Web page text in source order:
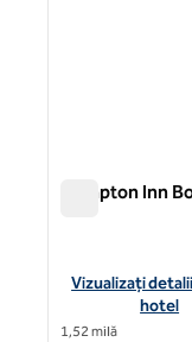
Hampton Inn
Vizualizați
Vizualizați
hotel
1,52 milă